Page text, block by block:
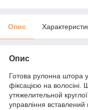
Опис
Опис
Готова рулонна штора у
фіксацією на
утяжелительной
управління вставлений